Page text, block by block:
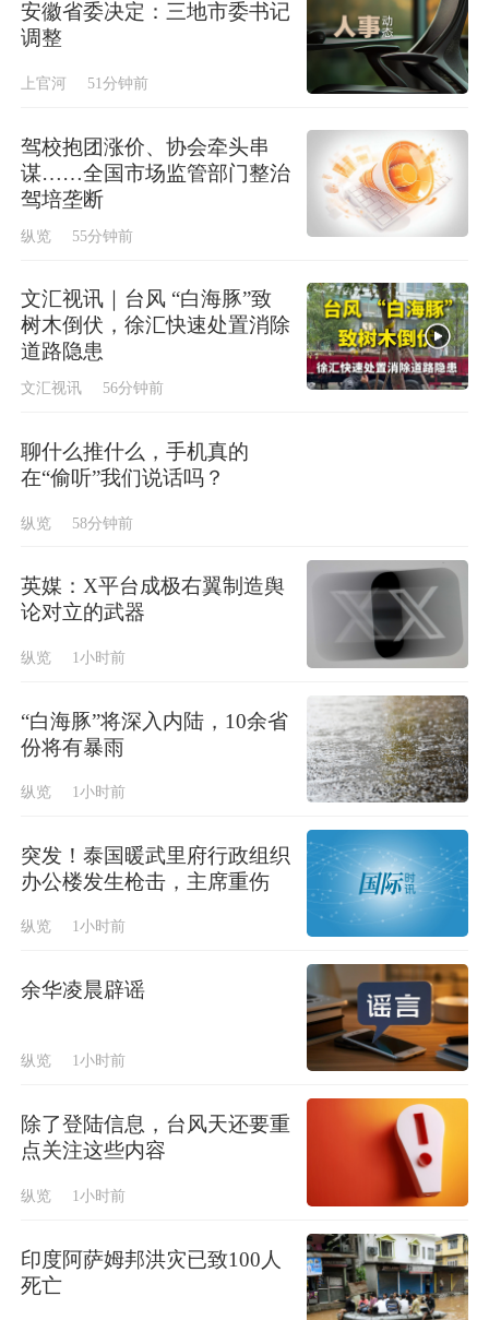
安徽省委决定：三地市委书记
调整
上官河 51分钟前
驾校抱团涨价、协会牵头串
谋……全国市场监管部门整治
驾培垄断
纵览 55分钟前
文汇视讯｜台风 “白海豚”致
树木倒伏，徐汇快速处置消除
道路隐患
文汇视讯 56分钟前
聊什么推什么，手机真的
在“偷听”我们说话吗？
纵览 58分钟前
英媒：X平台成极右翼制造舆
论对立的武器
纵览 1小时前
“白海豚”将深入内陆，10余省
份将有暴雨
纵览 1小时前
突发！泰国暖武里府行政组织
办公楼发生枪击，主席重伤
纵览 1小时前
余华凌晨辟谣
纵览 1小时前
除了登陆信息，台风天还要重
点关注这些内容
纵览 1小时前
印度阿萨姆邦洪灾已致100人
死亡